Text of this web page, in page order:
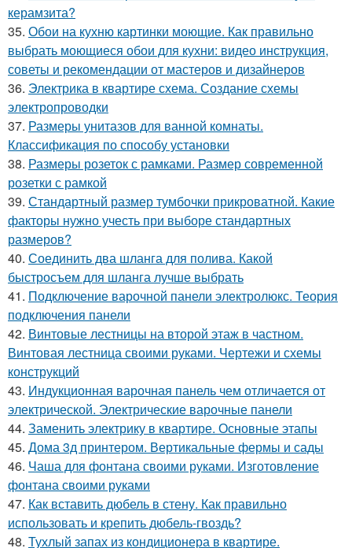
керамзита?
35. Обои на кухню картинки моющие. Как правильно
выбрать моющиеся обои для кухни: видео инструкция,
советы и рекомендации от мастеров и дизайнеров
36. Электрика в квартире схема. Создание схемы
электропроводки
37. Размеры унитазов для ванной комнаты.
Классификация по способу установки
38. Размеры розеток с рамками. Размер современной
розетки с рамкой
39. Стандартный размер тумбочки прикроватной. Какие
факторы нужно учесть при выборе стандартных
размеров?
40. Соединить два шланга для полива. Какой
быстросъем для шланга лучше выбрать
41. Подключение варочной панели электролюкс. Теория
подключения панели
42. Винтовые лестницы на второй этаж в частном.
Винтовая лестница своими руками. Чертежи и схемы
конструкций
43. Индукционная варочная панель чем отличается от
электрической. Электрические варочные панели
44. Заменить электрику в квартире. Основные этапы
45. Дома 3д принтером. Вертикальные фермы и сады
46. Чаша для фонтана своими руками. Изготовление
фонтана своими руками
47. Как вставить дюбель в стену. Как правильно
использовать и крепить дюбель-гвоздь?
48. Тухлый запах из кондиционера в квартире.